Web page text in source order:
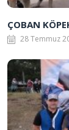
ÇOBAN
28 Temmuz